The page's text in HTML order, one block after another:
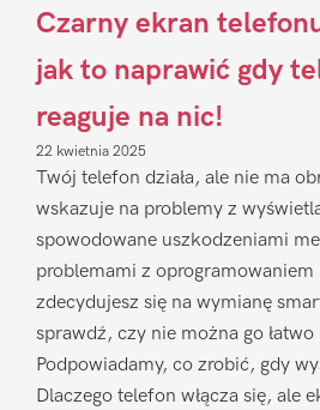
Czarny ekran
jak to naprawić gdy
reaguje na nic!
22 kwietnia 2025
Twój telefon działa, ale nie ma
wskazuje na problemy z
spowodowane uszkodzeniami
problemami z
zdecydujesz się na wymianę
sprawdź, czy nie można go łatwo
Podpowiadamy, co zrobić, gdy
Dlaczego telefon włącza się, ale